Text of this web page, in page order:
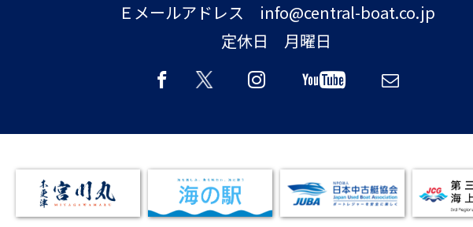
Ｅメールアドレス info@central-boat.co.jp
定休日 月曜日